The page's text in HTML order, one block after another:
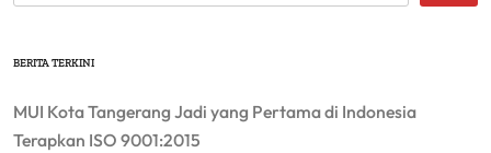
BERITA TERKINI
MUI Kota Tangerang Jadi yang Pertama di Indonesia
Terapkan ISO 9001:2015